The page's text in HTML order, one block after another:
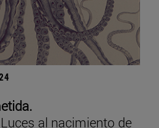
al nacimiento de